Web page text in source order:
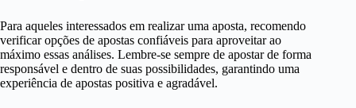
Para aqueles interessados em realizar uma aposta, recomendo
verificar opções de apostas confiáveis para aproveitar ao
máximo essas análises. Lembre-se sempre de apostar de forma
responsável e dentro de suas possibilidades, garantindo uma
experiência de apostas positiva e agradável.